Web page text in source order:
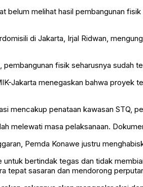
belum melihat hasil pembangunan
di Jakarta, Irjal Ridwan,
pembangunan fisik seharusnya sudah
Jakarta menegaskan bahwa
mencakup penataan kawasan STQ,
melewati masa pelaksanaan.
Pemda Konawe justru
untuk bertindak tegas dan tidak
tepat sasaran dan mendorong